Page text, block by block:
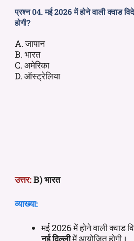
प्रश्न 04. मई 2026 में होने वाली क्वाड
होगी?
A. जापान
B. भारत
C. अमेरिका
D. ऑस्ट्रेलिया
उत्तर:B) भारत
व्याख्या:
मई 2026 में होने वाली क्वाड
नई दिल्लीमें आयोजित होगी।